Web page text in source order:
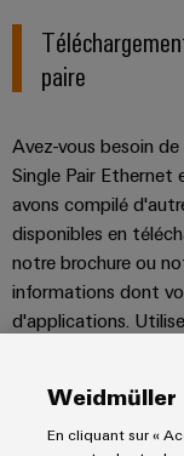
paire
Avez-vous besoin
Single Pair Ethernet
avons compilé
disponibles en
notre brochure ou
informations dont
d'applications.
Weidmüller
En cliquant sur «